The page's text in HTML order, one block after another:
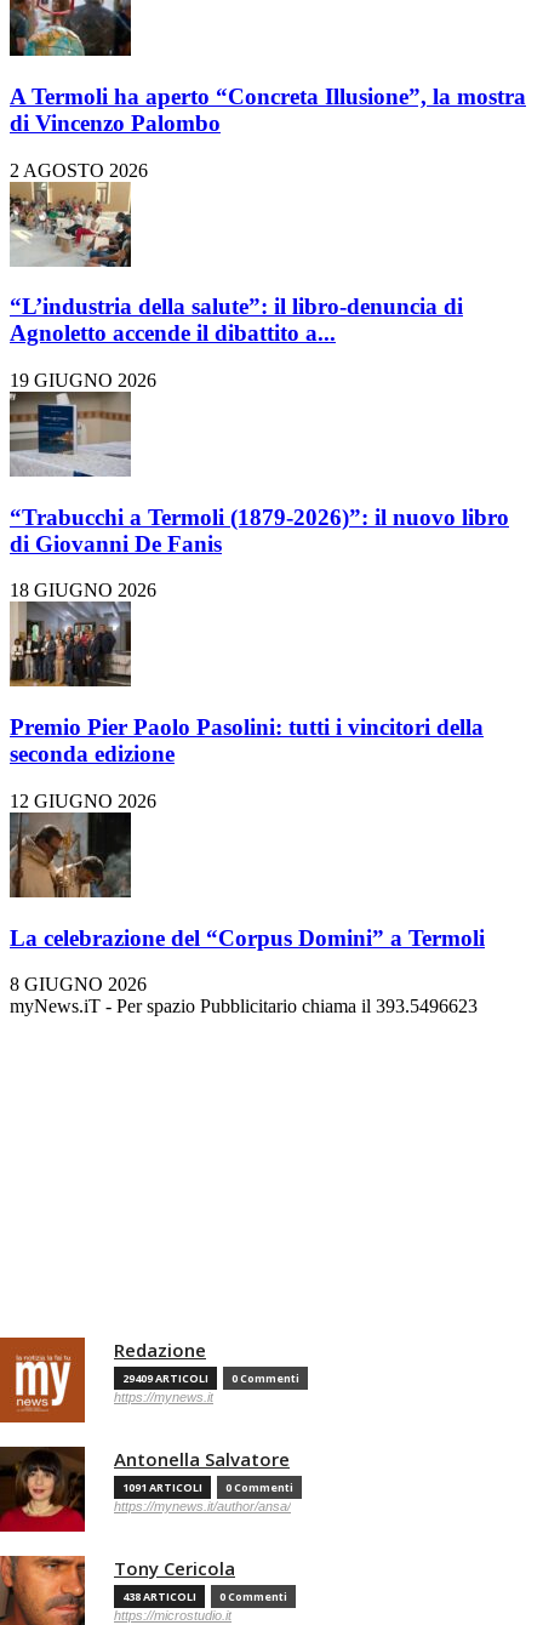
A Termoli ha aperto “Concreta Illusione”, la mostra
di Vincenzo Palombo
2 AGOSTO 2026
“L’industria della salute”: il libro-denuncia di
Agnoletto accende il dibattito a...
19 GIUGNO 2026
“Trabucchi a Termoli (1879-2026)”: il nuovo libro
di Giovanni De Fanis
18 GIUGNO 2026
Premio Pier Paolo Pasolini: tutti i vincitori della
seconda edizione
12 GIUGNO 2026
La celebrazione del “Corpus Domini” a Termoli
8 GIUGNO 2026
myNews.iT - Per spazio Pubblicitario chiama il 393.5496623
Redazione
29409 ARTICOLI 0 Commenti
https://mynews.it
Antonella Salvatore
1091 ARTICOLI 0 Commenti
https://mynews.it/author/ansa/
Tony Cericola
438 ARTICOLI 0 Commenti
https://microstudio.it